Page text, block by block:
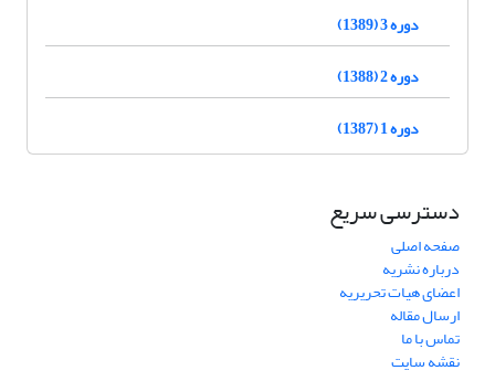
دوره 3 (1389)
دوره 2 (1388)
دوره 1 (1387)
دسترسی سریع
صفحه اصلی
درباره نشریه
اعضای هیات تحریریه
ارسال مقاله
تماس با ما
نقشه سایت